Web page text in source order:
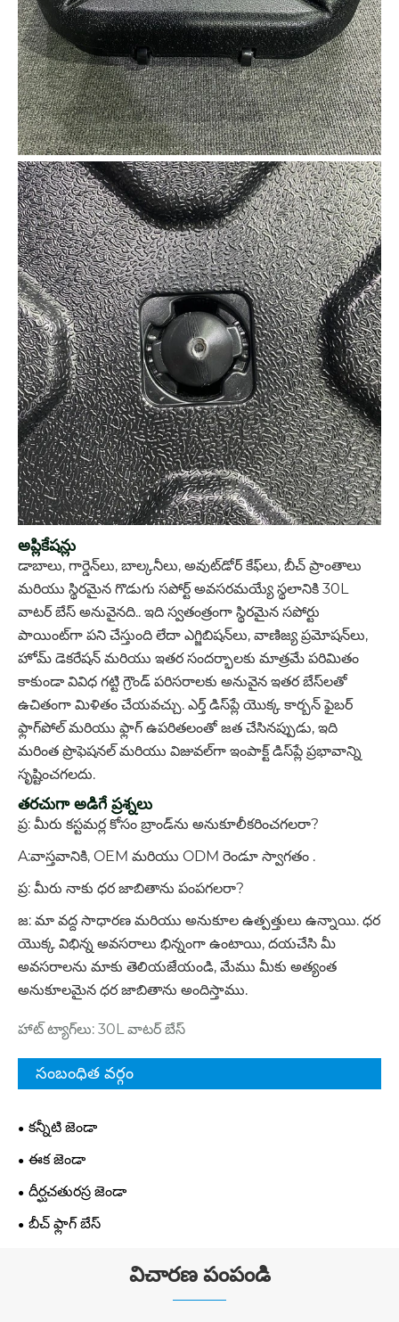
అప్లికేషన్లు
డాబాలు, గార్డెన్‌లు, బాల్కనీలు, అవుట్‌డోర్ కేఫ్‌లు, బీచ్ ప్రాంతాలు
మరియు స్థిరమైన గొడుగు సపోర్ట్ అవసరమయ్యే స్థలానికి 30L
వాటర్ బేస్ అనువైనది.. ఇది స్వతంత్రంగా స్థిరమైన సపోర్టు
పాయింట్‌గా పని చేస్తుంది లేదా ఎగ్జిబిషన్‌లు, వాణిజ్య ప్రమోషన్‌లు,
హోమ్ డెకరేషన్ మరియు ఇతర సందర్భాలకు మాత్రమే పరిమితం
కాకుండా వివిధ గట్టి గ్రౌండ్ పరిసరాలకు అనువైన ఇతర బేస్‌లతో
ఉచితంగా మిళితం చేయవచ్చు. ఎర్త్ డిస్‌ప్లే యొక్క కార్బన్ ఫైబర్
ఫ్లాగ్‌పోల్ మరియు ఫ్లాగ్ ఉపరితలంతో జత చేసినప్పుడు, ఇది
మరింత ప్రొఫెషనల్ మరియు విజువల్‌గా ఇంపాక్ట్ డిస్‌ప్లే ప్రభావాన్ని
సృష్టించగలదు.
తరచుగా అడిగే ప్రశ్నలు
ప్ర: మీరు కస్టమర్ల కోసం బ్రాండ్‌ను అనుకూలీకరించగలరా?
A:వాస్తవానికి, OEM మరియు ODM రెండూ స్వాగతం .
ప్ర: మీరు నాకు ధర జాబితాను పంపగలరా?
జ: మా వద్ద సాధారణ మరియు అనుకూల ఉత్పత్తులు ఉన్నాయి. ధర
యొక్క విభిన్న అవసరాలు భిన్నంగా ఉంటాయి, దయచేసి మీ
అవసరాలను మాకు తెలియజేయండి, మేము మీకు అత్యంత
అనుకూలమైన ధర జాబితాను అందిస్తాము.
హాట్ ట్యాగ్‌లు: 30L వాటర్ బేస్
సంబంధిత వర్గం
కన్నీటి జెండా
ఈక జెండా
దీర్ఘచతురస్ర జెండా
బీచ్ ఫ్లాగ్ బేస్
విచారణ పంపండి